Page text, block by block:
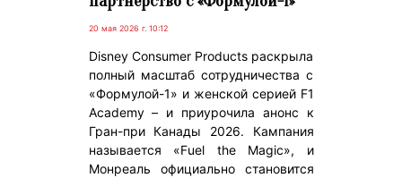
20 мая 2026 г. 10:12
Disney Consumer Products раскрыла
полный масштаб сотрудничества с
«Формулой-1» и женской серией F1
Academy – и приурочила анонс к
Гран-при Канады 2026. Кампания
называется «Fuel the Magic», и
Монреаль официально становится